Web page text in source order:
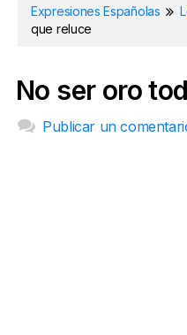
Expresiones Españolas
que reluce
No ser oro
Publicar un